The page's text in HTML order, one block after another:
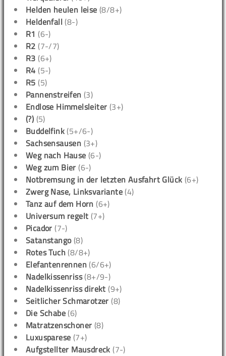
Helden heulen leise (8/8+)
Heldenfall (8-)
R1 (6-)
R2 (7-/7)
R3 (6+)
R4 (5-)
R5 (5)
Pannenstreifen (3)
Endlose Himmelsleiter (3+)
(?) (5)
Buddelfink (5+/6-)
Sachsensausen (3+)
Weg nach Hause (6-)
Weg zum Bier (6-)
Notbremsung in der letzten Ausfahrt Glück (6+)
Zwerg Nase, Linksvariante (4)
Tanz auf dem Horn (6+)
Universum regelt (7+)
Picador (7-)
Satanstango(8)
Rotes Tuch (8/8+)
Elefantenrennen (6/6+)
Nadelkissenriss(8+/9-)
Nadelkissenriss direkt (9+)
Seitlicher Schmarotzer (8)
Die Schabe (6)
Matratzenschoner (8)
Luxusparese (7+)
Aufgstellter Mausdreck (7-)